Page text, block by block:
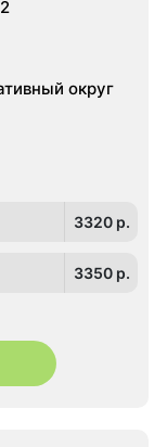
округ
3320 p.
3350 p.